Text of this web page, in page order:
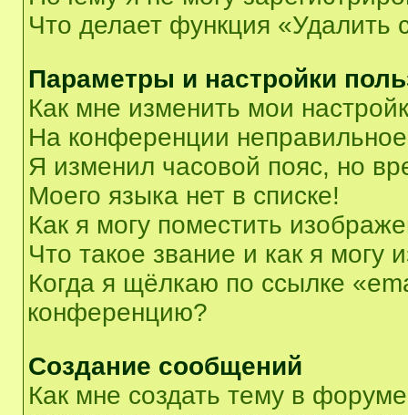
Что делает функция «Удалить
Параметры и настройки
Как мне изменить мои
На конференции
Я изменил часовой пояс, но
Моего языка нет в списке!
Как я могу поместить
Что такое звание и как я могу
Когда я щёлкаю по ссылке
конференцию?
Создание сообщений
Как мне создать тему в